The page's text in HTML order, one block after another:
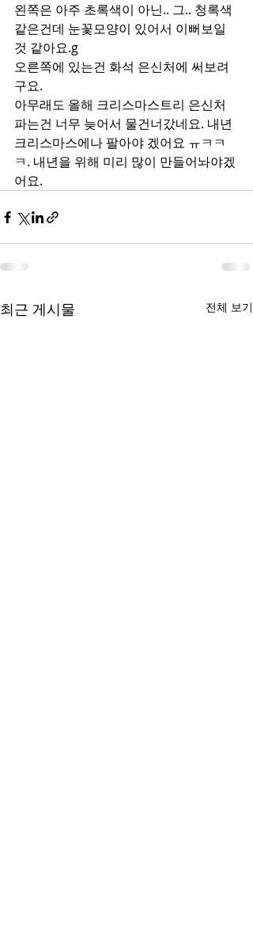
왼쪽은 아주 초록색이 아닌.. 그.. 청록색
같은건데 눈꽃모양이 있어서 이뻐보일
것 같아요.g
오른쪽에 있는건 화석 은신처에 써보려
구요.
아무래도 올해 크리스마스트리 은신처
파는건 너무 늦어서 물건너갔네요. 내년
크리스마스에나 팔아야 겠어요 ㅠㅋㅋ
ㅋ. 내년을 위해 미리 많이 만들어놔야겠
어요.
최근 게시물 전체 보기